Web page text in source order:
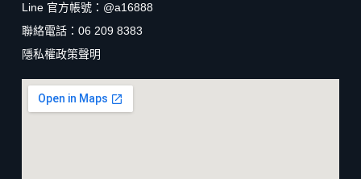
Line 官方帳號：@a16888
聯絡電話：06 209 8383
隱私權政策聲明